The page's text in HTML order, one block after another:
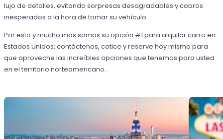
lujo de detalles, evitando sorpresas desagradables y cobros
inesperados a la hora de tomar su vehículo.
Por esto y mucho más somos su opción #1 para alquilar carro en
Estados Unidos: contáctenos, cotice y reserve hoy mismo para
que aproveche las increíbles opciones que tenemos para usted
en el territorio norteamericano.